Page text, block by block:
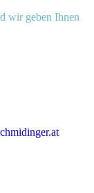
wir geben Ihnen